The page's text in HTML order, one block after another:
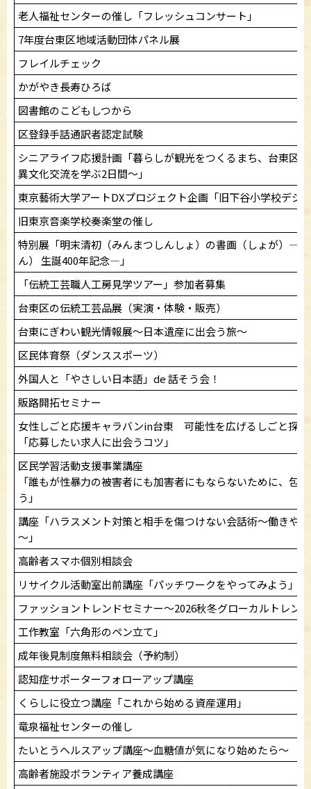
老人福祉センターの催し「フレッシュコンサート」
7年度台東区地域活動団体パネル展
フレイルチェック
かがやき長寿ひろば
図書館のこどもしつから
区登録手話通訳者認定試験
シニアライフ応援計画「暮らしが観光をつくるまち、台東区
異文化交流を学ぶ2日間～」
東京藝術大学アートDXプロジェクト企画「旧下谷小学校デジ
旧東京音楽学校奏楽堂の催し
特別展「明末清初（みんまつしんしょ）の書画（しょが）―
ん） 生誕400年記念―」
「伝統工芸職人工房見学ツアー」参加者募集
台東区の伝統工芸品展（実演・体験・販売）
台東にぎわい観光情報展～日本遺産に出会う旅～
区民体育祭（ダンススポーツ）
外国人と「やさしい日本語」de 話そう会！
販路開拓セミナー
女性しごと応援キャラバンin台東 可能性を広げるしごと探し
「応募したい求人に出会うコツ」
区民学習活動支援事業講座
「誰もが性暴力の被害者にも加害者にもならないために、包
う」
講座「ハラスメント対策と相手を傷つけない会話術～働きや
～」
高齢者スマホ個別相談会
リサイクル活動室出前講座「パッチワークをやってみよう」
ファッショントレンドセミナー～2026秋冬グローカルトレン
工作教室「六角形のペン立て」
成年後見制度無料相談会（予約制）
認知症サポーターフォローアップ講座
くらしに役立つ講座「これから始める資産運用」
竜泉福祉センターの催し
たいとうヘルスアップ講座～血糖値が気になり始めたら～
高齢者施設ボランティア養成講座